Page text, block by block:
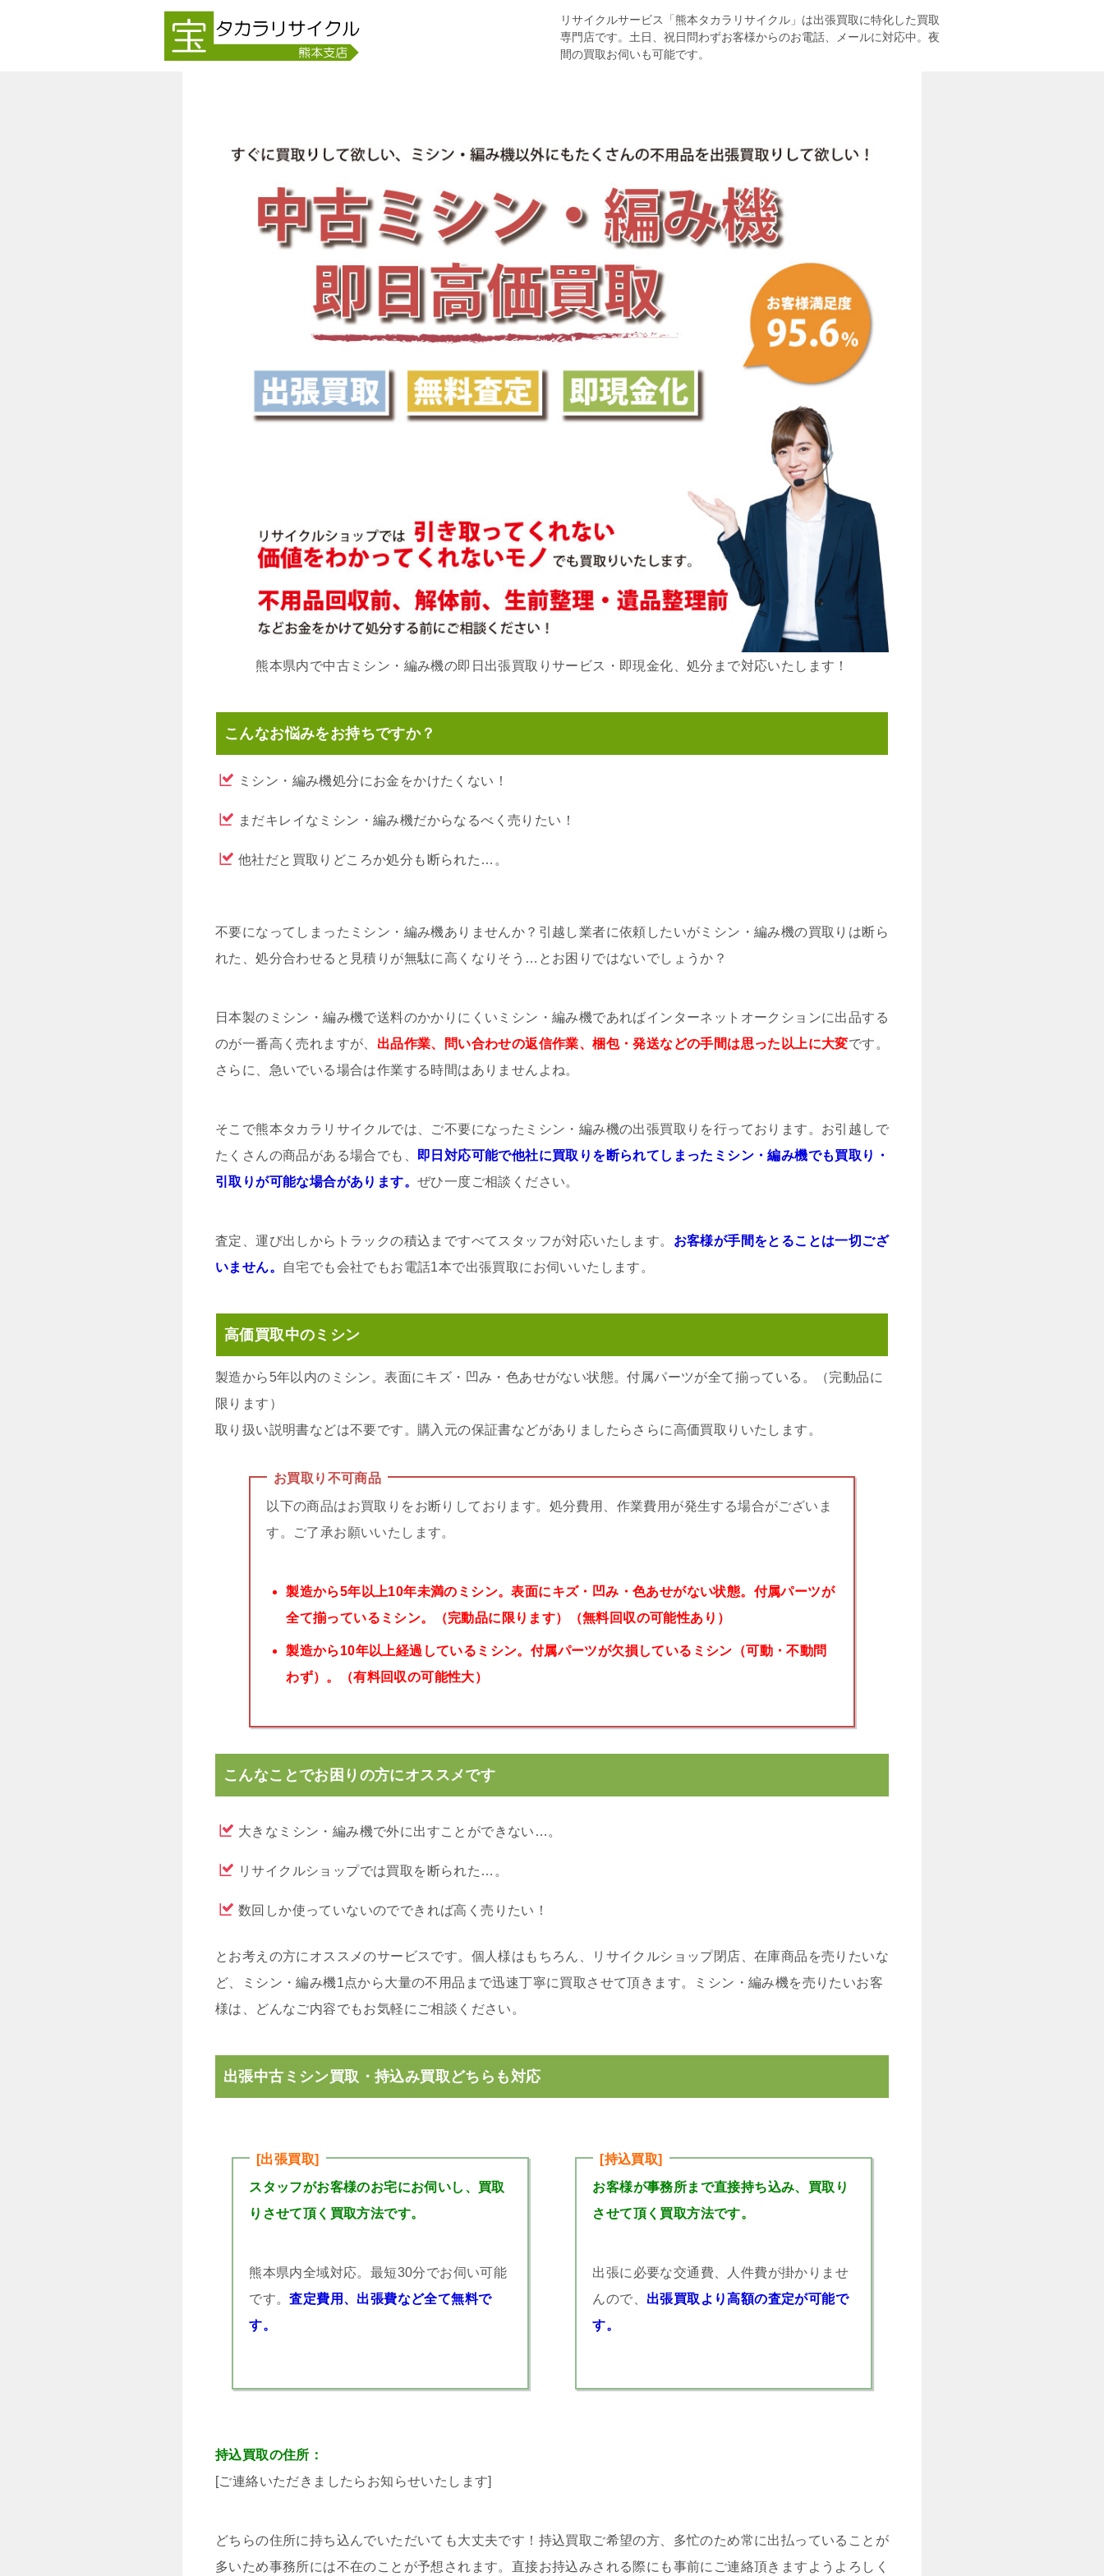
リサイクルサービス「熊本タカラリサイクル」は出張買取に特化した買取
専門店です。土日、祝日問わずお客様からのお電話、メールに対応中。夜
間の買取お伺いも可能です。
熊本県内で中古ミシン・編み機の即日出張買取りサービス・即現金化、処分まで対応いたします！
こんなお悩みをお持ちですか？
ミシン・編み機処分にお金をかけたくない！
まだキレイなミシン・編み機だからなるべく売りたい！
他社だと買取りどころか処分も断られた…。
不要になってしまったミシン・編み機ありませんか？引越し業者に依頼したいがミシン・編み機の買取りは断ら
れた、処分合わせると見積りが無駄に高くなりそう…とお困りではないでしょうか？
日本製のミシン・編み機で送料のかかりにくいミシン・編み機であればインターネットオークションに出品する
のが一番高く売れますが、 出品作業、問い合わせの返信作業、梱包・発送などの手間は思った以上に大変です。
さらに、急いでいる場合は作業する時間はありませんよね。
そこで熊本タカラリサイクルでは、ご不要になったミシン・編み機の出張買取りを行っております。お引越しで
たくさんの商品がある場合でも、
即日対応可能で他社に買取りを断られてしまったミシン・編み機でも買取り・
引取りが可能な場合があります。 ぜひ一度ご相談ください。
査定、運び出しからトラックの積込まですべてスタッフが対応いたします。 お客様が手間をとることは一切ござ
いません。
自宅でも会社でもお電話1本で出張買取にお伺いいたします。
高価買取中のミシン
製造から5年以内のミシン。表面にキズ・凹み・色あせがない状態。付属パーツが全て揃っている。（完動品に
限ります）
取り扱い説明書などは不要です。購入元の保証書などがありましたらさらに高価買取りいたします。
お買取り不可商品
以下の商品はお買取りをお断りしております。処分費用、作業費用が発生する場合がございま
す。ご了承お願いいたします。
製造から5年以上10年未満のミシン。表面にキズ・凹み・色あせがない状態。付属パーツが
全て揃っているミシン。（完動品に限ります）（無料回収の可能性あり）
製造から10年以上経過しているミシン。付属パーツが欠損しているミシン（可動・不動問
わず）。（有料回収の可能性大）
こんなことでお困りの方にオススメです
大きなミシン・編み機で外に出すことができない…。
リサイクルショップでは買取を断られた…。
数回しか使っていないのでできれば高く売りたい！
とお考えの方にオススメのサービスです。個人様はもちろん、リサイクルショップ閉店、在庫商品を売りたいな
ど、ミシン・編み機1点から大量の不用品まで迅速丁寧に買取させて頂きます。ミシン・編み機を売りたいお客
様は、どんなご内容でもお気軽にご相談ください。
出張中古ミシン買取・持込み買取どちらも対応
[出張買取]
スタッフがお客様のお宅にお伺いし、買取
りさせて頂く買取方法です。
熊本県内全域対応。最短30分でお伺い可能
です。査定費用、出張費など全て無料で
す。
[持込買取]
お客様が事務所まで直接持ち込み、買取り
させて頂く買取方法です。
出張に必要な交通費、人件費が掛かりませ
んので、 出張買取より高額の査定が可能で
す。
持込買取の住所：
[ご連絡いただきましたらお知らせいたします]
どちらの住所に持ち込んでいただいても大丈夫です！持込買取ご希望の方、多忙のため常に出払っていることが
多いため事務所には不在のことが予想されます。直接お持込みされる際にも事前にご連絡頂きますようよろしく